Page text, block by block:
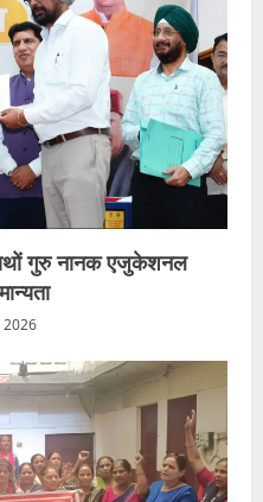
गुरु नानक एजुकेशनल
2026